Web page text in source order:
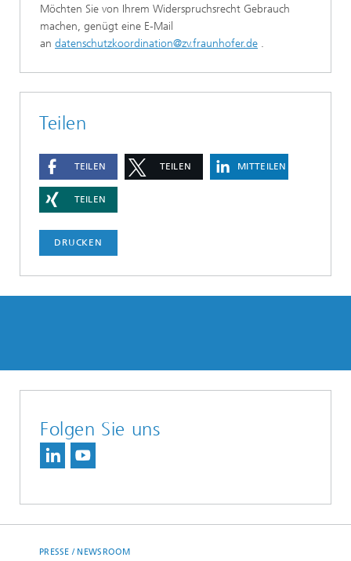
Möchten Sie von Ihrem Widerspruchsrecht Gebrauch
machen, genügt eine E-Mail
an datenschutzkoordination@zv.fraunhofer.de .
Teilen
TEILEN TEILEN MITTEILEN
TEILEN
DRUCKEN
Folgen Sie uns
PRESSE / NEWSROOM